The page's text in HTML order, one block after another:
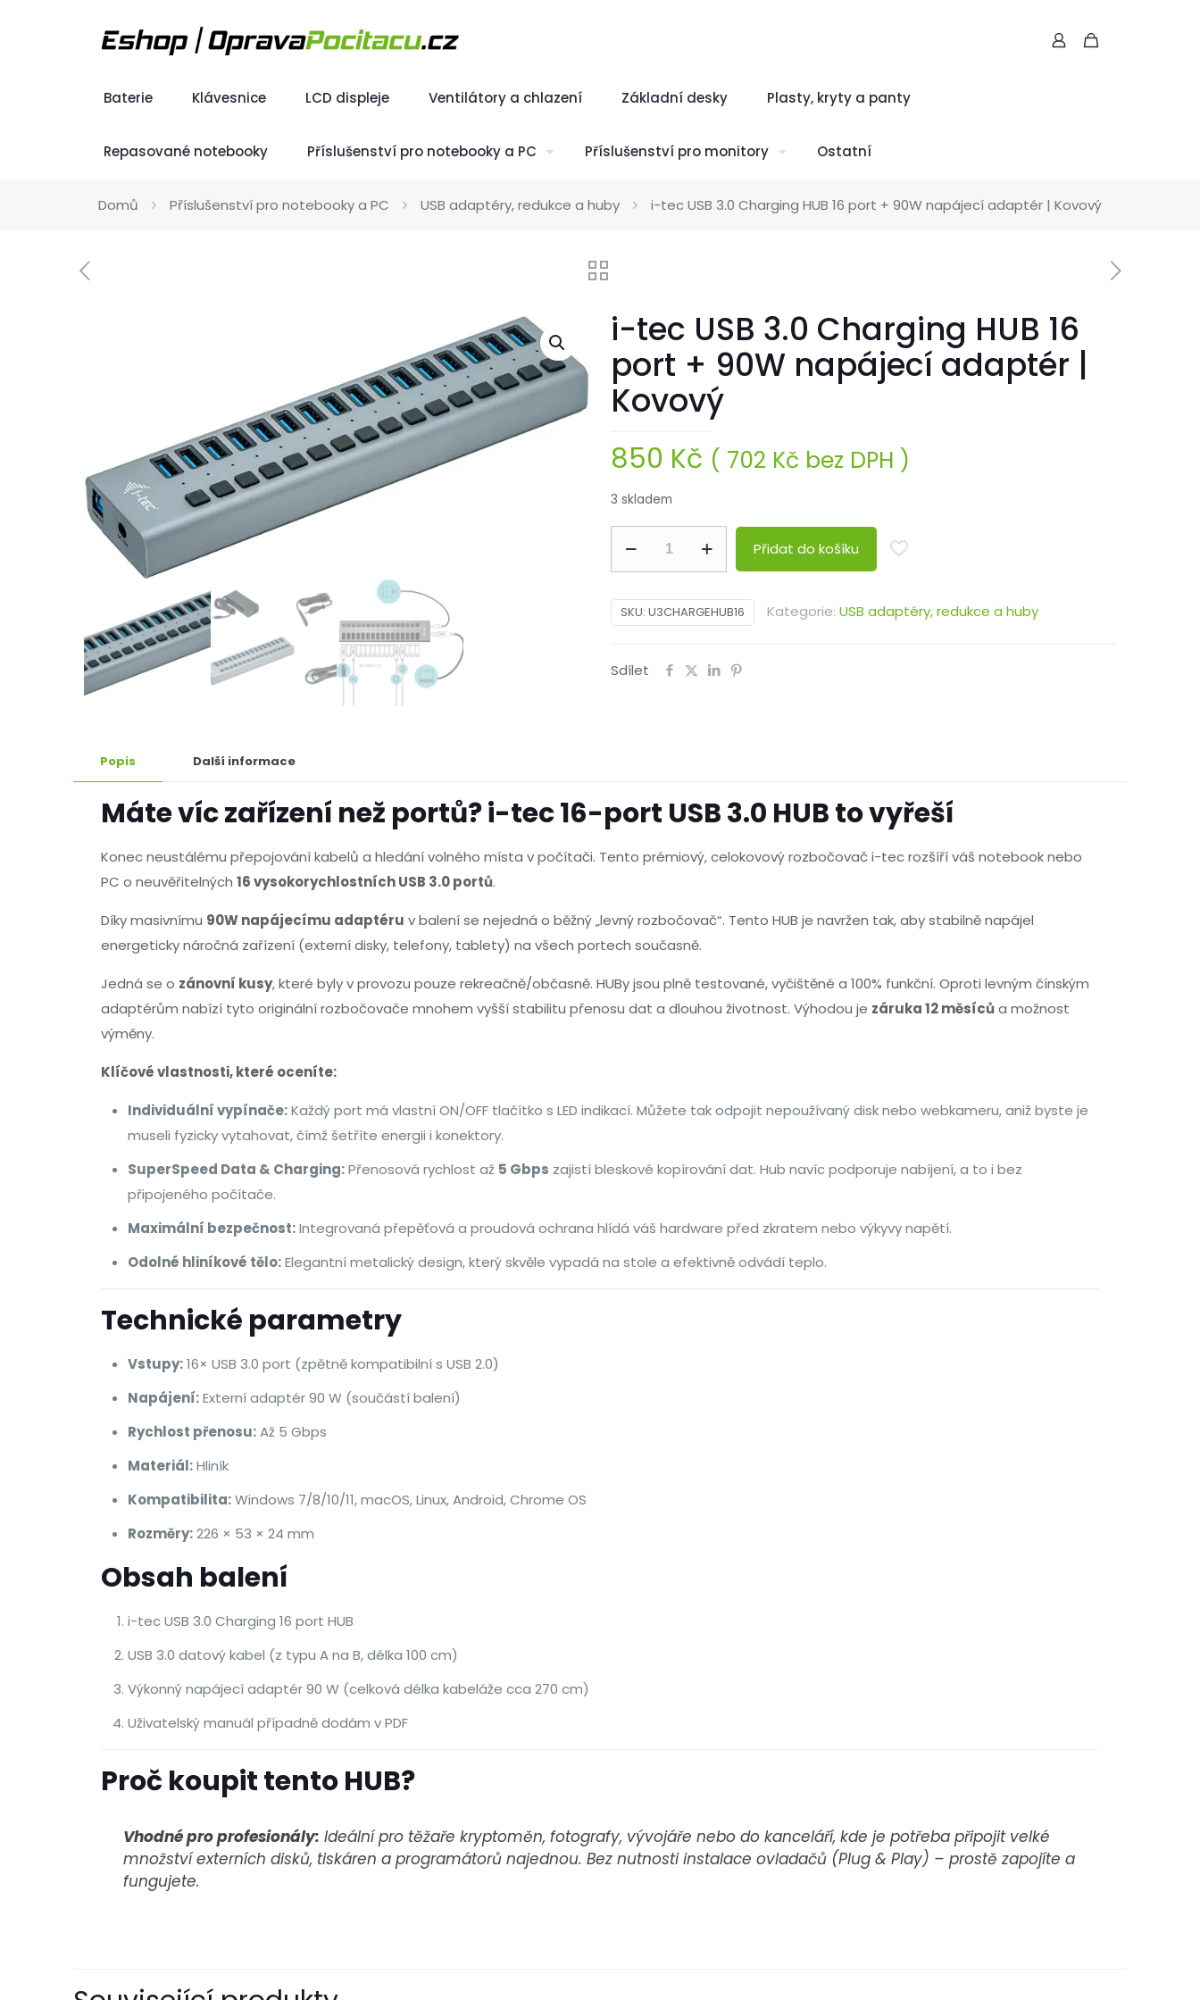
Baterie Klávesnice LCD displeje Ventilátory a chlazení Základní desky Plasty, kryty a panty
Repasované notebooky Příslušenství pro notebooky a PC Příslušenství pro monitory Ostatní
Domů Příslušenství pro notebooky a PC USB adaptéry, redukce a huby i-tec USB 3.0 Charging HUB 16 port + 90W napájecí adaptér | Kovový
i-tec USB 3.0 Charging HUB 16
port + 90W napájecí adaptér |
Kovový
850 Kč ( 702 Kč bez DPH )
3 skladem
3.0
HUB
adaptér
Kovový
Přidat do košíku
SKU: U3CHARGEHUB16 Kategorie: USB adaptéry, redukce a huby
Sdílet
Popis Další informace
Máte víc zařízení než portů? i-tec 16-port USB 3.0 HUB to vyřeší
Konec neustálému přepojování kabelů a hledání volného místa v počítači. Tento prémiový, celokovový rozbočovač i-tec rozšíří váš notebook nebo
PC o neuvěřitelných16 vysokorychlostních USB 3.0 portů.
Díky masivnímu 90W napájecímu adaptéru v balení se nejedná o běžný „levný rozbočovač“. Tento HUB je navržen tak, aby stabilně napájel
energeticky náročná zařízení (externí disky, telefony, tablety) na všech portech současně.
Jedná se o zánovní kusy, které byly v provozu pouze rekreačně/občasně. HUBy jsou plně testované, vyčištěné a 100% funkční. Oproti levným čínským
adaptérům nabízí tyto originální rozbočovače mnohem vyšší stabilitu přenosu dat a dlouhou životnost. Výhodou je záruka 12 měsícůa možnost
výměny.
Klíčové vlastnosti, které oceníte:
Individuální vypínače:Každý port má vlastní ON/OFF tlačítko s LED indikací. Můžete tak odpojit nepoužívaný disk nebo webkameru, aniž byste je
museli fyzicky vytahovat, čímž šetříte energii i konektory.
SuperSpeed Data & Charging:Přenosová rychlost až 5 Gbps zajistí bleskové kopírování dat. Hub navíc podporuje nabíjení, a to i bez
připojeného počítače.
Maximální bezpečnost:Integrovaná přepěťová a proudová ochrana hlídá váš hardware před zkratem nebo výkyvy napětí.
Odolné hliníkové tělo:Elegantní metalický design, který skvěle vypadá na stole a efektivně odvádí teplo.
Technické parametry
Vstupy:16× USB 3.0 port (zpětně kompatibilní s USB 2.0)
Napájení:Externí adaptér 90 W (součástí balení)
Rychlost přenosu:Až 5 Gbps
Materiál:Hliník
Kompatibilita:Windows 7/8/10/11, macOS, Linux, Android, Chrome OS
Rozměry:226 × 53 × 24 mm
Obsah balení
i-tec USB 3.0 Charging 16 port HUB
USB 3.0 datový kabel (z typu A na B, délka 100 cm)
Výkonný napájecí adaptér 90 W (celková délka kabeláže cca 270 cm)
Uživatelský manuál případně dodám v PDF
Proč koupit tento HUB?
Vhodné pro profesionály: Ideální pro těžaře kryptoměn, fotografy, vývojáře nebo do kanceláří, kde je potřeba připojit velké
množství externích disků, tiskáren a programátorů najednou. Bez nutnosti instalace ovladačů (Plug & Play) – prostě zapojíte a
fungujete.